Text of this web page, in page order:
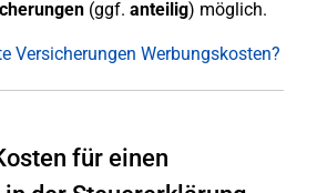
(ggf. anteilig) möglich.
Versicherungen Werbungskosten?
für einen